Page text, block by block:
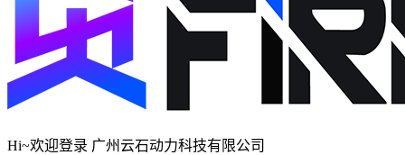
Hi~欢迎登录 广州云石动力科技有限公司